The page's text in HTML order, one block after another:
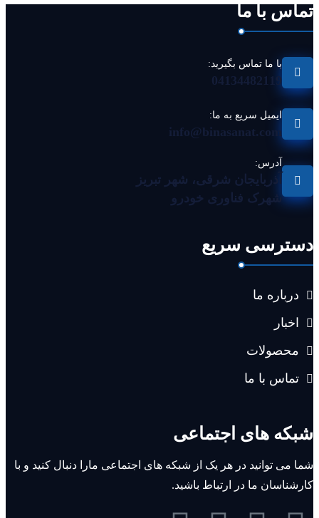
تماس با ما
با ما تماس بگیرید:
04134482119
ایمیل سریع به ما:
info@binasanat.com
آدرس:
آذربایجان شرقی، شهر تبریز
شهرک فناوری خودرو
دسترسی سریع
درباره ما
اخبار
محصولات
تماس با ما
شبکه های اجتماعی
شما می توانید در هر یک از شبکه های اجتماعی مارا دنبال کنید و با
کارشناسان ما در ارتباط باشید.